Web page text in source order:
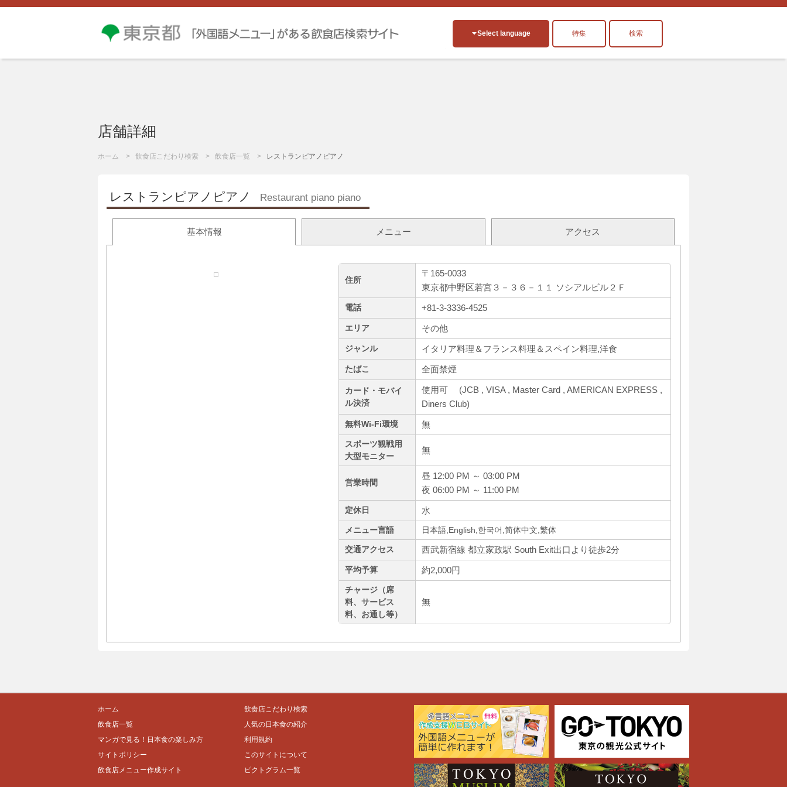
Select language 特集 検索
店舗詳細
ホーム 飲食店こだわり検索 飲食店一覧 レストランピアノピアノ
レストランピアノピアノ Restaurant piano piano
基本情報 メニュー アクセス
住所
〒165-0033
東京都中野区若宮３－３６－１１ ソシアルビル２Ｆ
電話 +81-3-3336-4525
エリア その他
ジャンル イタリア料理＆フランス料理＆スペイン料理,洋食
たばこ 全面禁煙
カード・モバイ
ル決済
使用可 (JCB , VISA , Master Card , AMERICAN EXPRESS ,
Diners Club)
無料Wi-Fi環境 無
スポーツ観戦用
大型モニター
無
営業時間
昼 12:00 PM ～ 03:00 PM
夜 06:00 PM ～ 11:00 PM
定休日 水
メニュー言語 日本語,English,한국어,简体中文,繁体
交通アクセス 西武新宿線 都立家政駅 South Exit出口より徒歩2分
平均予算 約2,000円
チャージ（席
料、サービス
料、お通し等）
無
ホーム
飲食店こだわり検索
飲食店一覧
人気の日本食の紹介
マンガで見る！日本食の楽しみ方
利用規約
サイトポリシー
このサイトについて
飲食店メニュー作成サイト
ピクトグラム一覧